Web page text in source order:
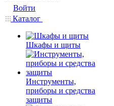
Войти
Каталог
Шкафы и щиты
Инструменты,
приборы и средства
защиты